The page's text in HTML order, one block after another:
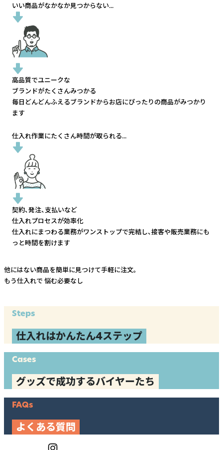
いい商品がなかなか見つからない...
高品質でユニークな
ブランドがたくさんみつかる
毎日どんどんふえるブランドからお店にぴったりの商品がみつかり
ます
仕入れ作業にたくさん時間が取られる...
契約、発注、支払いなど
仕入れプロセスが効率化
仕入れにまつわる業務がワンストップで完結し、接客や販売業務にも
っと時間を割けます
他にはない商品を簡単に見つけて手軽に注文。
もう仕入れで 悩む必要なし
Steps
仕入れはかんたん4ステップ
Cases
グッズで成功するバイヤーたち
FAQs
よくある質問